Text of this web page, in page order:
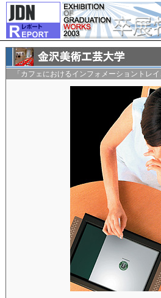
「カフェにおけるインフォメーショントレ